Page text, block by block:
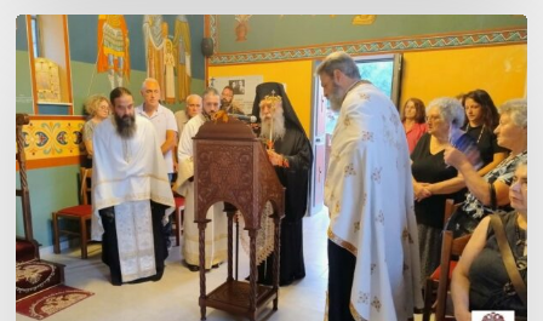
Ιερά
Παράκληση
στον
οικισμό
Κατσαρού
προεξάρχοντος
του
Σεβ